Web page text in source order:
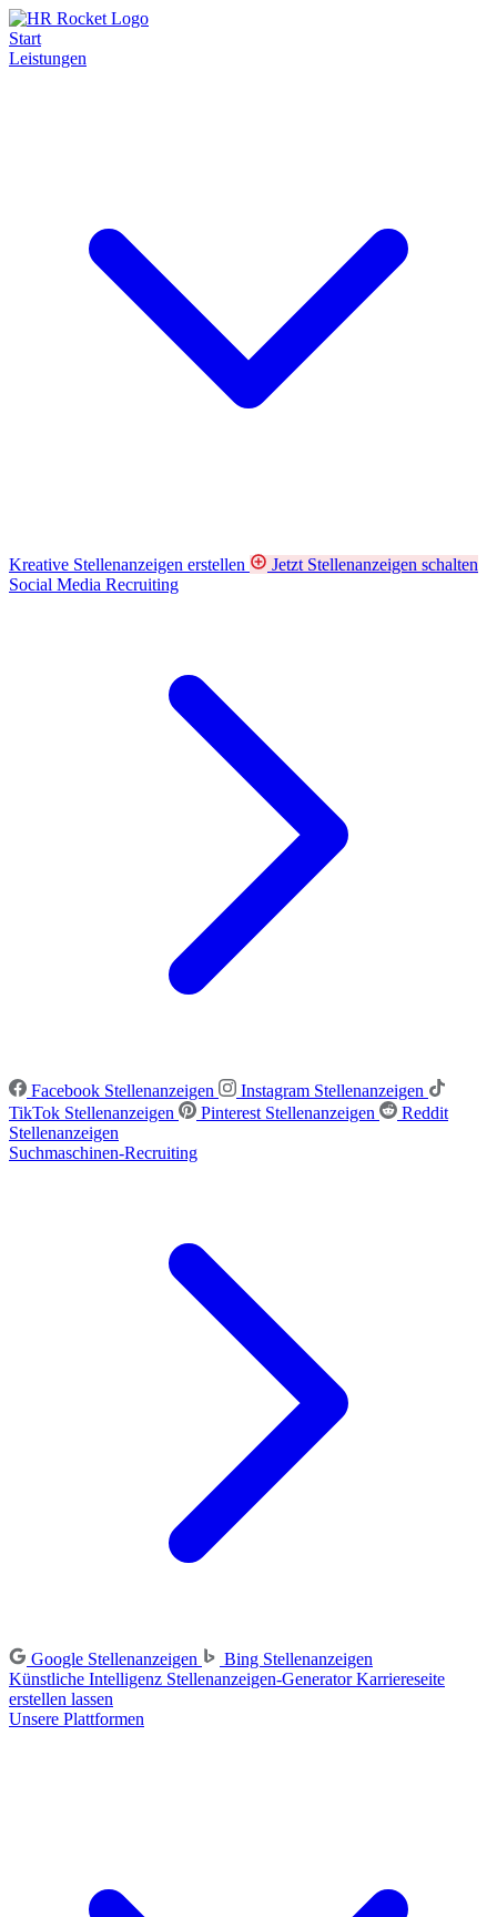
Start
Leistungen
Kreative Stellenanzeigen erstellen
Jetzt Stellenanzeigen schalten
Social Media Recruiting
Facebook Stellenanzeigen
Instagram Stellenanzeigen
TikTok Stellenanzeigen
Pinterest Stellenanzeigen
Reddit
Stellenanzeigen
Suchmaschinen-Recruiting
Google Stellenanzeigen
Bing Stellenanzeigen
Künstliche Intelligenz Stellenanzeigen-GeneratorKarriereseite
erstellen lassen
Unsere Plattformen